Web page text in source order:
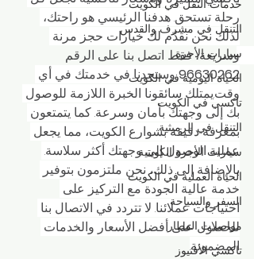
خدمات النقل في الكويت
التنقل في مشرف والقدس
سيارات الأجرة
الحياة اليومية في الكويت
تاكسي في الكويت
التنقل في الرميثية
سيارات الأجرة الكويتية
الحياة العملية في الكويت
السفر والسياحة
مواصلات المطار
تاكسي الأفنيوز
رحلة تستحق. هدفنا الرئيسي هو راحتك،
لذلك نحن نقدّم لك خيارات حجز مرنة
وسريعة، فقط اتصل بنا على الرقم
96630262 وستجدنا في خدمتك في أي
وقت.يمتلك سائقونا الخبرة اللازمة للوصول
بك إلى وجهتك بأمان وسرعة. كما يتمتعون
بمعرفة دقيقة بشوارع الكويت، مما يجعل
عملية الوصول إلى وجهتك أكثر سلاسة.
بالإضافة إلى ذلك، نحن ملتزمون بتوفير
خدمة عالية الجودة مع التركيز على
احتياجات عملائنا. لا تتردد في الاتصال بنا
للحصول على أفضل الأسعار والخدمات
المضمونة.